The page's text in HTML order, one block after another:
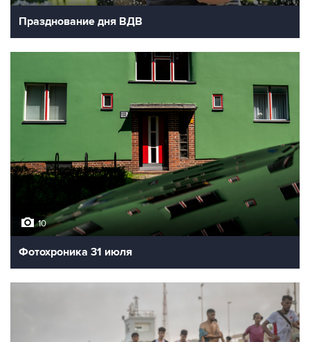
Празднование дня ВДВ
10
Фотохроника 31 июля